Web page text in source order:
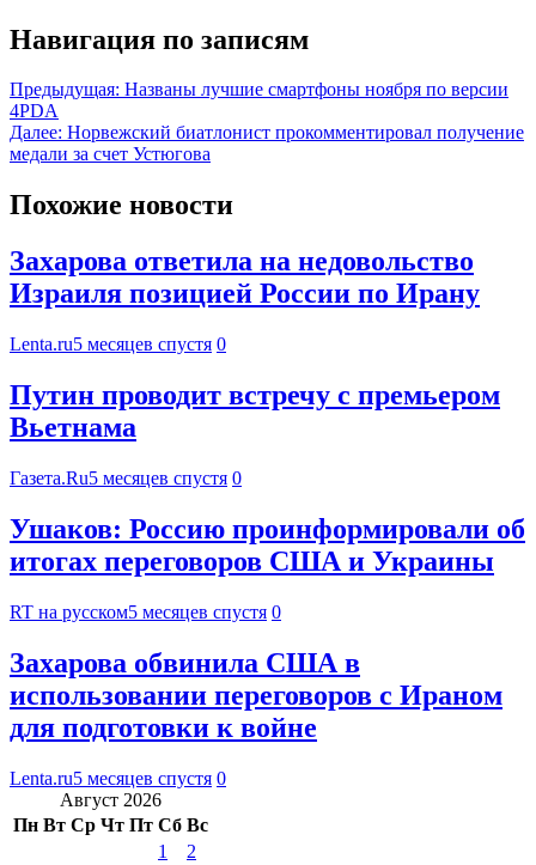
Навигация по записям
Предыдущая: Названы лучшие смартфоны ноября по версии
4PDA
Далее: Норвежский биатлонист прокомментировал получение
медали за счет Устюгова
Похожие новости
Захарова ответила на недовольство
Израиля позицией России по Ирану
Lenta.ru5 месяцев спустя 0
Путин проводит встречу с премьером
Вьетнама
Газета.Ru5 месяцев спустя 0
Ушаков: Россию проинформировали об
итогах переговоров США и Украины
RT на русском5 месяцев спустя 0
Захарова обвинила США в
использовании переговоров с Ираном
для подготовки к войне
Lenta.ru5 месяцев спустя 0
Август 2026
Пн Вт Ср Чт Пт Сб Вс
1
2